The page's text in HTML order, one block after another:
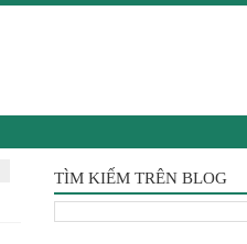
TÌM KIẾM TRÊN BLOG